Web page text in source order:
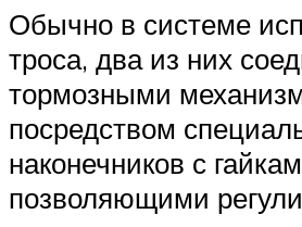
Обычно в системе
троса, два из них
тормозными
посредством
наконечников с
позволяющими